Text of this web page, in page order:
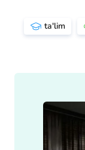
ta'lim